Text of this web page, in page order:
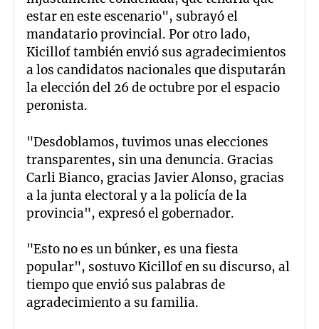
estar en este escenario", subrayó el
mandatario provincial. Por otro lado,
Kicillof también envió sus agradecimientos
a los candidatos nacionales que disputarán
la elección del 26 de octubre por el espacio
peronista.
"Desdoblamos, tuvimos unas elecciones
transparentes, sin una denuncia. Gracias
Carli Bianco, gracias Javier Alonso, gracias
a la junta electoral y a la policía de la
provincia", expresó el gobernador.
"Esto no es un búnker, es una fiesta
popular", sostuvo Kicillof en su discurso, al
tiempo que envió sus palabras de
agradecimiento a su familia.